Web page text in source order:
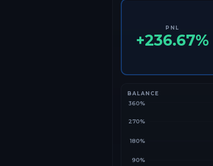
PNL
+236.67%
BALANCE
90%
180%
270%
360%